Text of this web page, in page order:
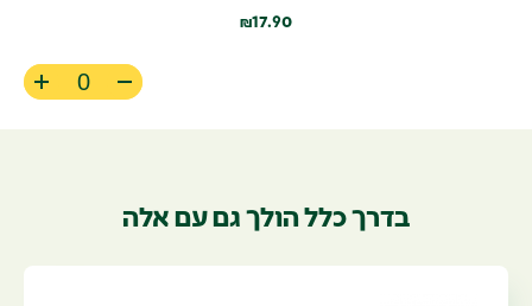
₪17.90
בדרך כלל הולך גם עם אלה